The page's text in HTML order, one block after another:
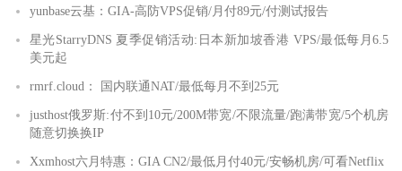
yunbase云基：GIA-高防VPS促销/月付89元/付测试报告
星光StarryDNS 夏季促销活动:日本新加坡香港 VPS/最低每月6.5
美元起
rmrf.cloud： 国内联通NAT/最低每月不到25元
justhost俄罗斯:付不到10元/200M带宽/不限流量/跑满带宽/5个机房
随意切换换IP
Xxmhost六月特惠：GIA CN2/最低月付40元/安畅机房/可看Netflix